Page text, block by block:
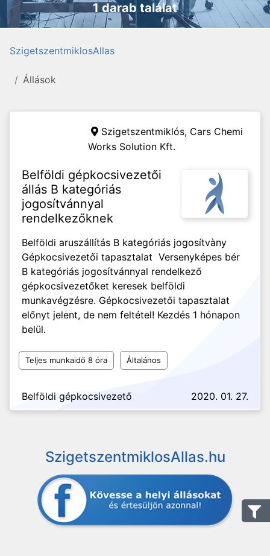
1 darab találat
SzigetszentmiklosAllas
Állások
Szigetszentmiklós, Cars Chemi
Works Solution Kft.
Belföldi gépkocsivezetői
állás B kategóriás
jogosítvánnyal
rendelkezőknek
Belföldi aruszállítás B kategóriás jogosítvàny
Gépkocsivezetői tapasztalat Versenyképes bér
B kategóriás jogosítvánnyal rendelkező
gépkocsivezetőket keresek belföldi
munkavégzésre. Gépkocsivezetői tapasztalat
előnyt jelent, de nem feltétel! Kezdés 1 hónapon
belül.
Teljes munkaidő 8 óra Általános
Belföldi gépkocsivezető 2020. 01. 27.
SzigetszentmiklosAllas.hu